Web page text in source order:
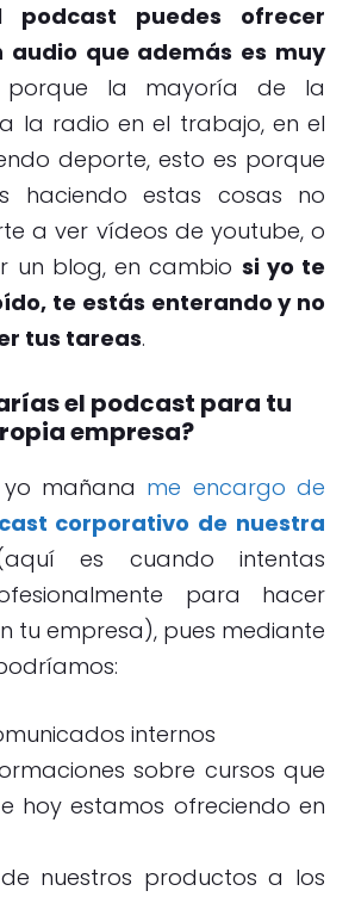
podcast puedes ofrecer
audio que además es muy
la mayoría de la
la radio en el trabajo, en el
deporte, esto es porque
haciendo estas cosas no
a ver vídeos de youtube, o
un blog, en cambio si yo te
te estás enterando y no
tus tareas.
el podcast para tu
empresa?
mañana me encargo de
corporativo de nuestra
es cuando intentas
para hacer
tu empresa), pues mediante
internos
sobre cursos que
hoy estamos ofreciendo en
nuestros productos a los